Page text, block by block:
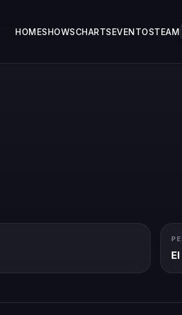
HOMESHOWSCHARTSEVENTOSTEAM